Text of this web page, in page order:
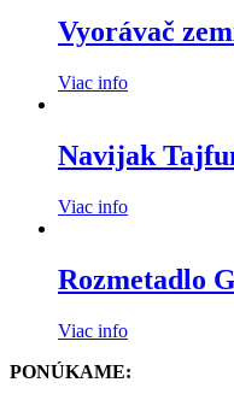
Vyorávač
Viac info
Navijak
Viac info
Rozmetadlo
Viac info
PONÚKAME: